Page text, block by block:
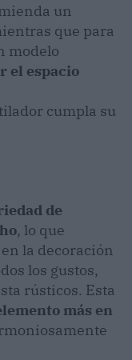
un
que para
modelo
el espacio
cumpla su
de
, lo que
la decoración
los gustos,
rústicos. Esta
más en